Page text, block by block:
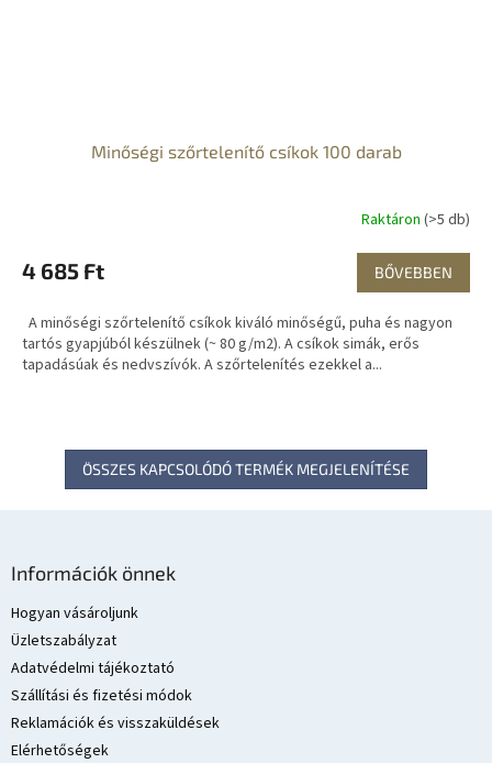
Minőségi szőrtelenítő csíkok 100 darab
Raktáron (>5 db)
4 685 Ft BŐVEBBEN
A minőségi szőrtelenítő csíkok kiváló minőségű, puha és nagyon
tartós gyapjúból készülnek (~ 80 g/m2). A csíkok simák, erős
tapadásúak és nedvszívók. A szőrtelenítés ezekkel a...
ÖSSZES KAPCSOLÓDÓ TERMÉK MEGJELENÍTÉSE
Információk önnek
Hogyan vásároljunk
Üzletszabályzat
Adatvédelmi tájékoztató
Szállítási és fizetési módok
Reklamációk és visszaküldések
Elérhetőségek